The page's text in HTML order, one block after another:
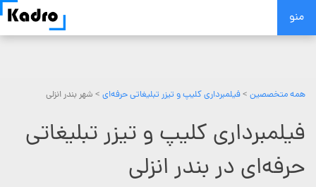
Skip
منو
همه متخصصین >فیلمبرداری کلیپ و تیزر تبلیغاتی حرفه‌ای > شهر بندر انزلی
فیلمبرداری کلیپ و تیزر تبلیغاتی
حرفه‌ای در بندر انزلی